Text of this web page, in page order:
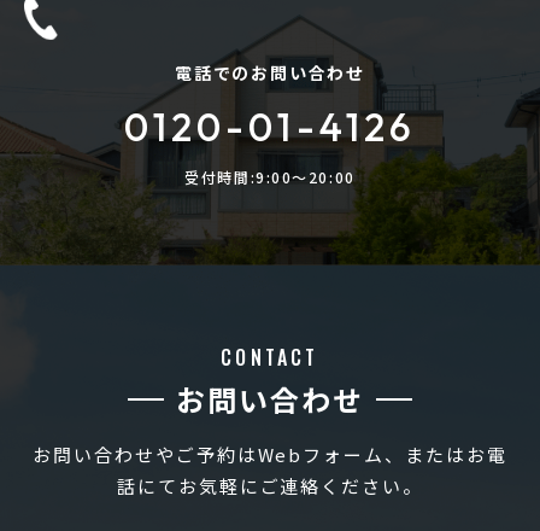
電話でのお問い合わせ
0120-01-4126
受付時間:9:00〜20:00
CONTACT
お問い合わせ
お問い合わせやご予約はWebフォーム、またはお電
話にてお気軽にご連絡ください。